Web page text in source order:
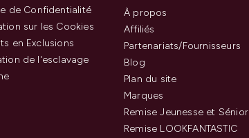
de Confidentialité
sur les Cookies
en Exclusions
de l'esclavage
À propos
Affiliés
Partenariats/Fournisseurs
Blog
Plan du site
Marques
Remise Jeunesse et Sénior
Remise LOOKFANTASTIC